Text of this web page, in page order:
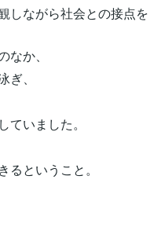
しながら社会との接点を
か、
、
いました。
ということ。